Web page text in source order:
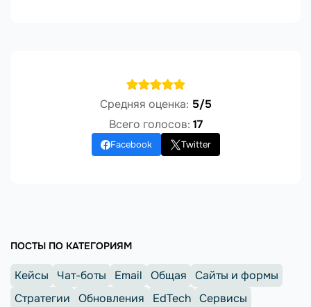
Средняя оценка: 5/5
Всего голосов: 17
Facebook Twitter
ПОСТЫ ПО КАТЕГОРИЯМ
Кейсы Чат-боты Email Общая
Сайты и формы
Стратегии
Обновления EdTech Сервисы